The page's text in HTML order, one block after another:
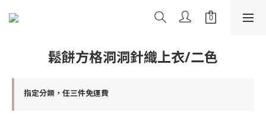
鬆餅方格洞洞針織上衣/二色
指定分類，任三件免運費